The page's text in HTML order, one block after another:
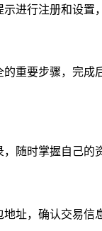
进行注册和设置
重要步骤，完
随时掌握自己的
址，确认交易信